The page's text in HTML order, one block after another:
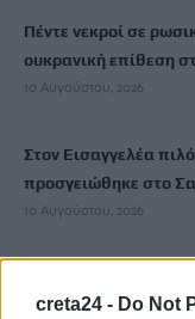
creta24 - Do Not
Πέντε νεκροί σε
ουκρανική επίθεση
10 Αυγούστου, 2026
Στον Εισαγγελέα
προσγειώθηκε στο
10 Αυγούστου, 2026
μικρά